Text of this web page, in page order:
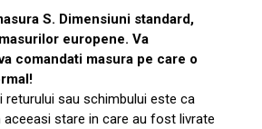
S. Dimensiuni standard,
europene. Va
comandati masura pe care o
returului sau schimbului este ca
aceeasi stare in care au fost livrate